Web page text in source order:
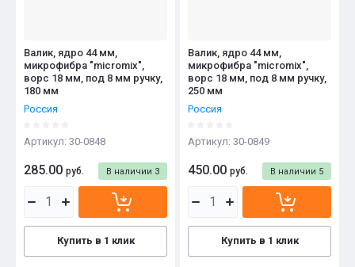
Валик, ядро 44 мм,
микрофибра "micromix",
ворс 18 мм, под 8 мм ручку,
180 мм
Россия
Артикул: 30-0848
В наличии 3
285.00 руб.
Купить в 1 клик
Валик, ядро 44 мм,
микрофибра "micromix",
ворс 18 мм, под 8 мм ручку,
250 мм
Россия
Артикул: 30-0849
В наличии 5
450.00 руб.
Купить в 1 клик